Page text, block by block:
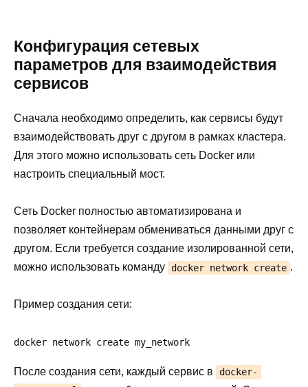
Конфигурация сетевых
параметров для взаимодействия
сервисов
Сначала необходимо определить, как сервисы будут
взаимодействовать друг с другом в рамках кластера.
Для этого можно использовать сеть Docker или
настроить специальный мост.
Сеть Docker полностью автоматизирована и
позволяет контейнерам обмениваться данными друг с
другом. Если требуется создание изолированной сети,
можно использовать команду docker network create .
Пример создания сети:
docker network create my_network
После создания сети, каждый сервис в
docker-